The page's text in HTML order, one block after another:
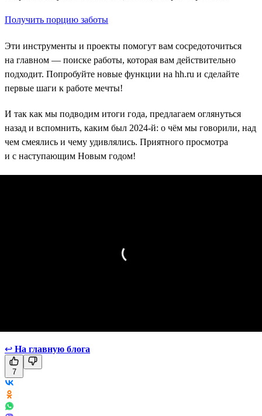
Получить порцию заботы
Эти инструменты и проекты помогут вам сосредоточиться
на главном — поиске работы, которая вам действительно
подходит. Попробуйте новые функции на hh.ru и сделайте
первые шаги к работе мечты!
И так как мы подводим итоги года, предлагаем оглянуться
назад и вспомнить, каким был 2024-й: о чём мы говорили, над
чем смеялись и чему удивлялись. Приятного просмотра
и с наступающим Новым годом!
↩ На главную блога
7